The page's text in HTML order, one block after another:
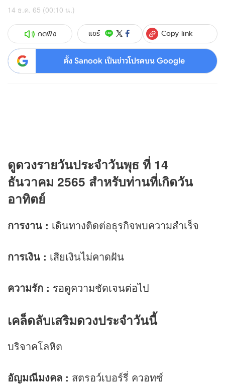
14 ธ.ค. 65 (00:10 น.)
กดฟัง แชร์ Copy link
ตั้ง Sanook เป็นข่าวโปรดบน Google
ดูดวงรายวันประจำวันพุธ ที่ 14
ธันวาคม 2565 สำหรับท่านที่เกิดวัน
อาทิตย์
การงาน : เดินทางติดต่อธุรกิจพบความสำเร็จ
การเงิน : เสียเงินไม่คาดฝัน
ความรัก : รอดูความชัดเจนต่อไป
เคล็ดลับเสริมดวงประจำวันนี้
บริจาคโลหิต
อัญมณีมงคล : สตรอว์เบอร์รี่ ควอทซ์